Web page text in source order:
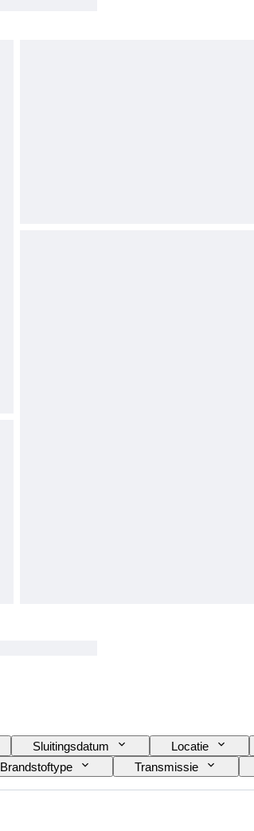
Sluitingsdatum Locatie
Brandstoftype Transmissie
Staat (lak en carrosserie)